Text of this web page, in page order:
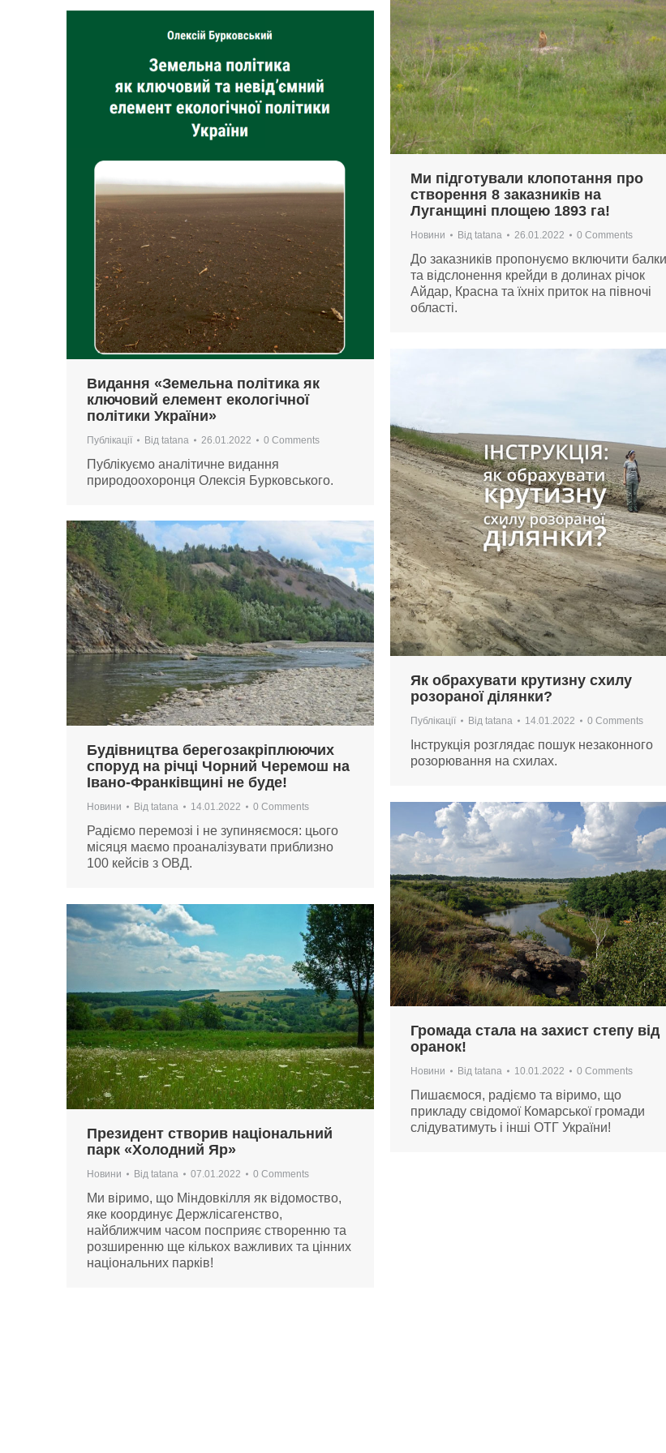
Видання «Земельна політика як
ключовий елемент екологічної
політики України»
Публікації Від tatana 26.01.2022 0 Comments
Публікуємо аналітичне видання
природоохоронця Олексія Бурковського.
Ми підготували клопотання про
створення 8 заказників на
Луганщині площею 1893 га!
Новини Від tatana 26.01.2022 0 Comments
До заказників пропонуємо включити балки
та відслонення крейди в долинах річок
Айдар, Красна та їхніх приток на півночі
області.
Як обрахувати крутизну схилу
розораної ділянки?
Публікації Від tatana 14.01.2022 0 Comments
Інструкція розглядає пошук незаконного
розорювання на схилах.
Будівництва берегозакріплюючих
споруд на річці Чорний Черемош на
Івано-Франківщині не буде!
Новини Від tatana 14.01.2022 0 Comments
Радіємо перемозі і не зупиняємося: цього
місяця маємо проаналізувати приблизно
100 кейсів з ОВД.
Громада стала на захист степу від
оранок!
Новини Від tatana 10.01.2022 0 Comments
Пишаємося, радіємо та віримо, що
прикладу свідомої Комарської громади
слідуватимуть і інші ОТГ України!
Президент створив національний
парк «Холодний Яр»
Новини Від tatana 07.01.2022 0 Comments
Ми віримо, що Міндовкілля як відомоство,
яке координує Держлісагенство,
найближчим часом посприяє створенню та
розширенню ще кількох важливих та цінних
національних парків!